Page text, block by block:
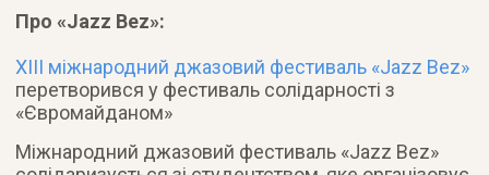
Про «Jazz Bez»:
ХІІІ міжнародний джазовий фестиваль «Jazz Bez»
перетворився у фестиваль солідарності з
«Євромайданом»
Міжнародний джазовий фестиваль «Jazz Bez»